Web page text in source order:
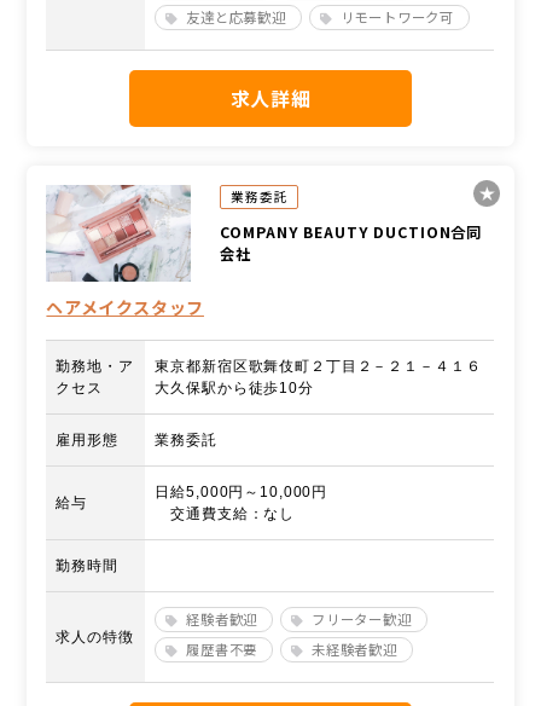
友達と応募歓迎
リモートワーク可
求人詳細
業務委託
COMPANY BEAUTY DUCTION合同
会社
ヘアメイクスタッフ
勤務地・ア
クセス
東京都新宿区歌舞伎町２丁目２－２１－４１６
大久保駅から徒歩10分
雇用形態 業務委託
給与
日給5,000円～10,000円
交通費支給：なし
勤務時間
求人の特徴
経験者歓迎
フリーター歓迎
履歴書不要
未経験者歓迎